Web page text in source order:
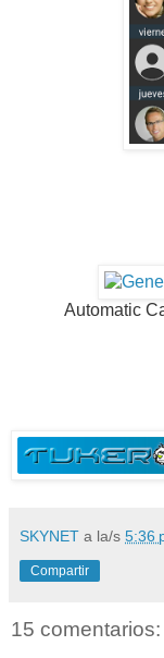
Automatic
SKYNET a la/s 5:36
Compartir
15 comentarios: